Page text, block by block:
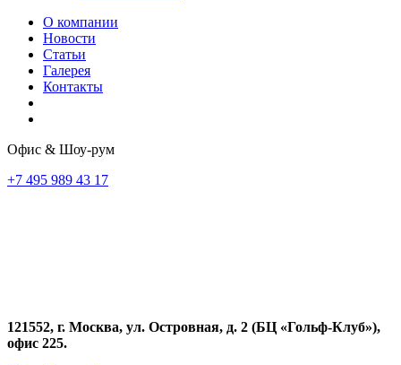
О компании
Новости
Статьи
Галерея
Контакты
Офис & Шоу-рум
+7 495 989 43 17
121552, г. Москва, ул. Островная, д. 2 (БЦ «Гольф-Клуб»),
офис 225.